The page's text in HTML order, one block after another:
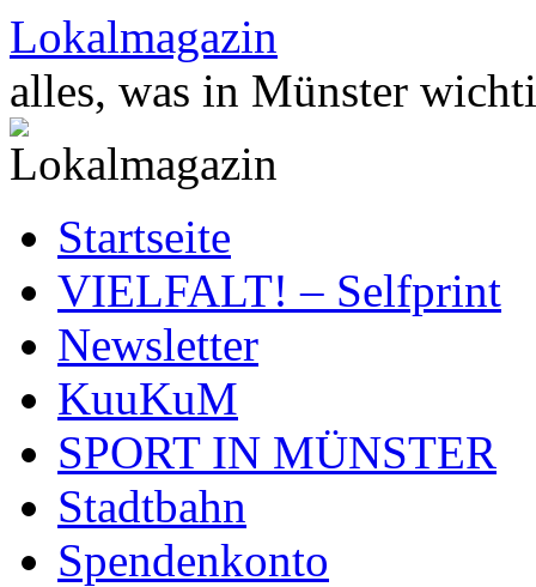
Zum
Inhalt
springen
Lokalmagazin
alles, was in Münster
Startseite
VIELFALT! – Selfprint
Newsletter
KuuKuM
SPORT IN MÜNSTER
Stadtbahn
Spendenkonto